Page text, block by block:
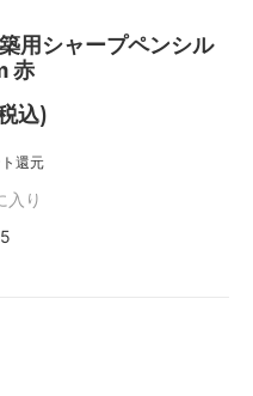
用シャープペンシル
赤
込)
還元
入り